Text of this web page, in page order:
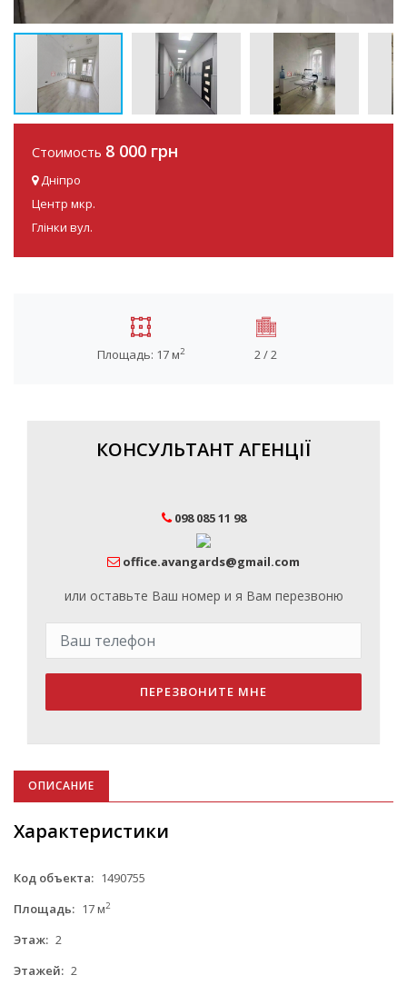
Стоимость 8 000 грн
Дніпро
Центр мкр.
Глінки вул.
Площадь: 17 м2 2 / 2
КОНСУЛЬТАНТ АГЕНЦІЇ
098 085 11 98
office.avangards@gmail.com
или оставьте Ваш номер и я Вам перезвоню
ПЕРЕЗВОНИТЕ МНЕ
ОПИСАНИЕ
Характеристики
Код объекта: 1490755
Площадь: 17 м2
Этаж: 2
Этажей: 2